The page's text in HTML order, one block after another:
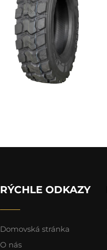
RÝCHLE ODKAZY
Domovská stránka
O nás